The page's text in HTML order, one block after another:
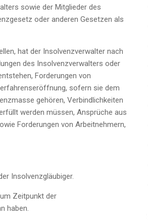
sowie der Mitglieder des
oder anderen Gesetzen als
hat der Insolvenzverwalter nach
des Insolvenzverwalters oder
Forderungen von
sofern sie dem
gehören, Verbindlichkeiten
werden müssen, Ansprüche aus
Forderungen von Arbeitnehmern,
Insolvenzgläubiger.
Zeitpunkt der
haben.